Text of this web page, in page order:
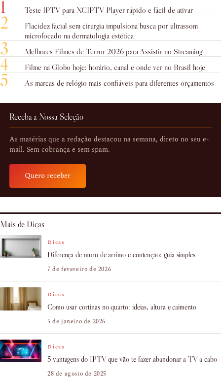
1 Teste IPTV para XCIPTV Player rápido e fácil de ativar
2
Flacidez facial sem cirurgia impulsiona busca por ultrassom
microfocado na dermatologia estética
3 Melhores Filmes de Terror 2026 para Assistir no Streaming
4 Filme na Globo hoje: horário, canal e onde ver no Brasil hoje
5 As marcas de relógio mais confiáveis para diferentes orçamentos
Receba a Nossa Seleção
As matérias que a redação destacou na semana, direto no seu e-
mail. Sem cobrança e sem spam.
Quero receber
Mais de Dicas
Dicas
Diferença de muro de arrimo e contenção: guia simples
7 de fevereiro de 2026
Dicas
Como usar cortinas no quarto: ideias, altura e caimento
5 de janeiro de 2026
Dicas
5 vantagens do IPTV que vão te fazer abandonar a TV a cabo
28 de agosto de 2025